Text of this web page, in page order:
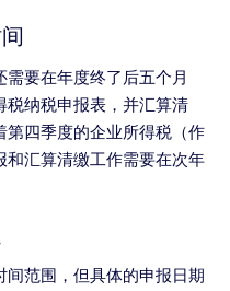
要在年度终了后五个月
税纳税申报表，并汇算清
四季度的企业所得税（作
和汇算清缴工作需要在次年
范围，但具体的申报日期